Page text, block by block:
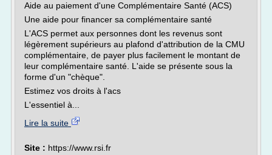
Aide au paiement d'une Complémentaire Santé (ACS)
Une aide pour financer sa complémentaire santé
L'ACS permet aux personnes dont les revenus sont
légèrement supérieurs au plafond d'attribution de la CMU
complémentaire, de payer plus facilement le montant de
leur complémentaire santé. L'aide se présente sous la
forme d'un "chèque".
Estimez vos droits à l'acs
L'essentiel à...
Lire la suite
Site : https://www.rsi.fr